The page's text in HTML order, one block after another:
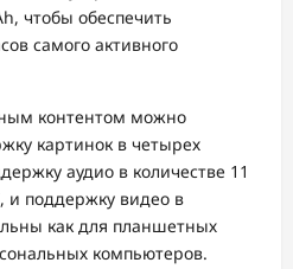
чтобы обеспечить
самого активного
контентом можно
картинок в четырех
аудио в количестве 11
и поддержку видео в
как для планшетных
компьютеров.